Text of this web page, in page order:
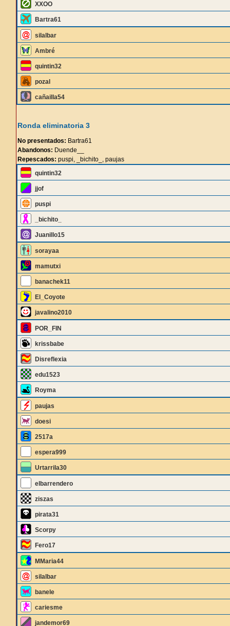
XXOO
Bartra61
silalbar
Ambré
quintin32
pozal
cañailla54
Ronda eliminatoria 3
No presentados: Bartra61
Abandonos: Duende__
Repescados: puspi, _bichito_, paujas
quintin32
jjof
puspi
_bichito_
Juanillo15
sorayaa
mamutxi
banachek11
El_Coyote
javalino2010
POR_FIN
krissbabe
Disreflexia
edu1523
Royma
paujas
doesi
2517a
espera999
Urtarrila30
elbarrendero
ziszas
pirata31
Scorpy
Fero17
MMaria44
silalbar
banele
cariesme
jandemor69